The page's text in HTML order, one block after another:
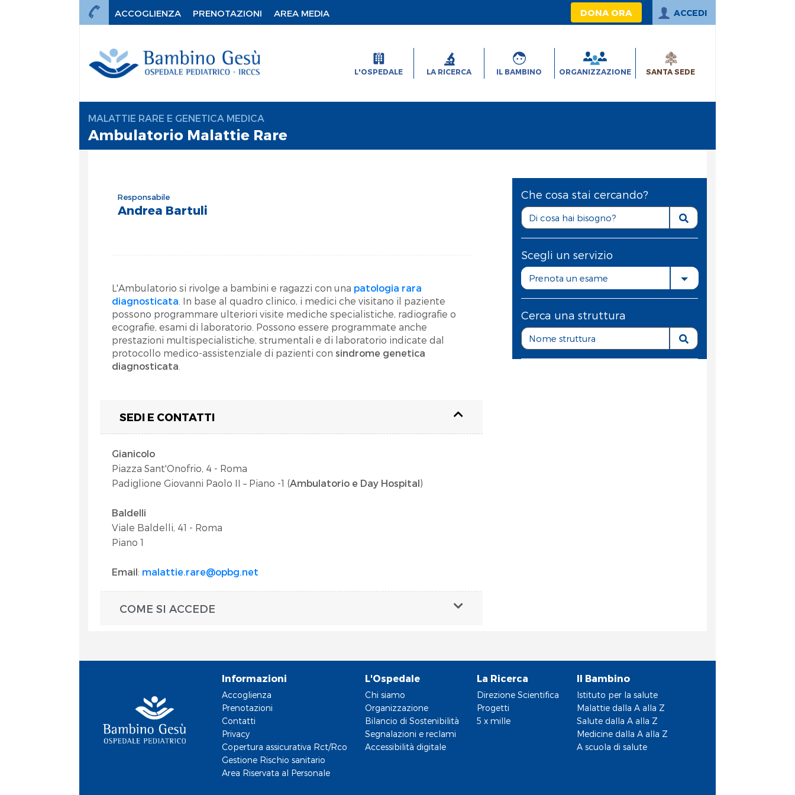
ACCOGLIENZA PRENOTAZIONI AREA MEDIA DONA ORA ACCEDI
L'OSPEDALE LA RICERCA IL BAMBINO ORGANIZZAZIONE SANTA SEDE
MALATTIE RARE E GENETICA MEDICA
Ambulatorio Malattie Rare
Responsabile
Andrea Bartuli
L'Ambulatorio si rivolge a bambini e ragazzi con una patologia rara
diagnosticata . In base al quadro clinico, i medici che visitano il paziente
possono programmare ulteriori visite mediche specialistiche, radiografie o
ecografie, esami di laboratorio. Possono essere programmate anche
prestazioni multispecialistiche, strumentali e di laboratorio indicate dal
protocollo medico-assistenziale di pazienti consindrome genetica
diagnosticata
SEDI E CONTATTI
Gianicolo
Piazza Sant'Onofrio, 4 - Roma
Padiglione Giovanni Paolo II – Piano -1 (Ambulatorio e Day Hospital)
Baldelli
Viale Baldelli, 41 - Roma
Piano 1
Email: malattie.rare@opbg.net
COME SI ACCEDE
Che cosa stai cercando?
Scegli un servizio
Prenota un esame
Cerca una struttura
Informazioni
Accoglienza
Prenotazioni
Contatti
Privacy
Copertura assicurativa Rct/Rco
Gestione Rischio sanitario
Area Riservata al Personale
L'Ospedale
Chi siamo
Organizzazione
Bilancio di Sostenibilità
Segnalazioni e reclami
Accessibilità digitale
La Ricerca
Direzione Scientifica
Progetti
5 x mille
Il Bambino
Istituto per la salute
Malattie dalla A alla Z
Salute dalla A alla Z
Medicine dalla A alla Z
A scuola di salute